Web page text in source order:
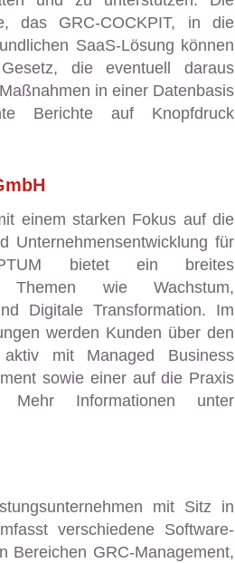
das GRC-COCKPIT, in die
SaaS-Lösung können
die eventuell daraus
in einer Datenbasis
Berichte auf Knopfdruck
einem starken Fokus auf die
Unternehmensentwicklung für
bietet ein breites
Themen wie Wachstum,
Digitale Transformation. Im
werden Kunden über den
mit Managed Business
sowie einer auf die Praxis
Mehr Informationen unter
mit Sitz in
verschiedene Software-
Bereichen GRC-Management,